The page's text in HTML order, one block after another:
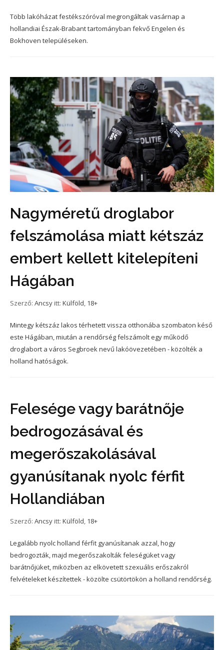
Több lakóházat festékszóróval megrongáltak vasárnap a
hollandiai Észak-Brabant tartományban fekvő Engelen és
Bokhoven településeken.
Nagyméretű droglabor
felszámolása miatt kétszáz
embert kellett kitelepíteni
Hágában
Szerző: Ancsy itt: Külföld, 18+
Mintegy kétszáz lakos térhetett vissza otthonába szombaton késő
este Hágában, miután a rendőrség felszámolt egy működő
droglabort a város Segbroek nevű lakóövezetében - közölték a
holland hatóságok.
Felesége vagy barátnője
bedrogozásával és
megerőszakolásával
gyanúsítanak nyolc férfit
Hollandiában
Szerző: Ancsy itt: Külföld, 18+
Legalább nyolc holland férfit gyanúsítanak azzal, hogy
bedrogozták, majd megerőszakolták feleségüket vagy
barátnőjüket, miközben az elkövetett szexuális erőszakról
felvételeket készítettek - közölte csütörtökön a holland rendőrség.